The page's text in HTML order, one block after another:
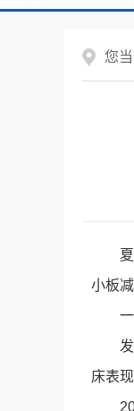
您
小板
床表